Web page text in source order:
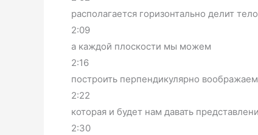
располагается горизонтально делит
2:09
а каждой плоскости мы можем
2:16
построить перпендикулярно
2:22
которая и будет нам давать
2:30